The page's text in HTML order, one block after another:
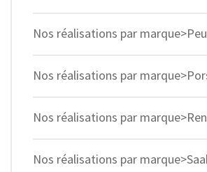
Nos réalisations par
Nos réalisations par
Nos réalisations par
Nos réalisations par